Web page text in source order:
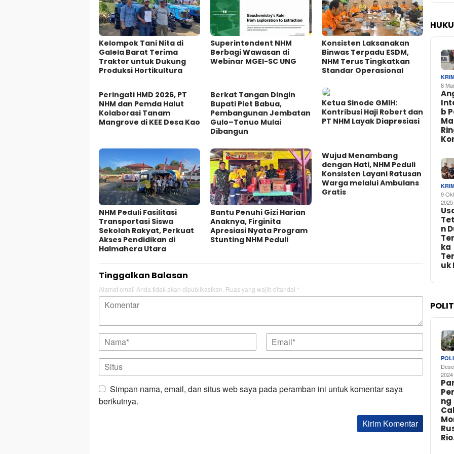
Kelompok Tani Nita di
Galela Barat Terima
Traktor untuk Dukung
Produksi Hortikultura
Superintendent NHM
Berbagi Wawasan di
Webinar MGEI-SC UNG
Konsisten Laksanakan
Binwas Terpadu ESDM,
NHM Terus Tingkatkan
Standar Operasional
Peringati HMD 2026, PT
NHM dan Pemda Halut
Kolaborasi Tanam
Mangrove di KEE Desa Kao
Berkat Tangan Dingin
Bupati Piet Babua,
Pembangunan Jembatan
Gulo–Tonuo Mulai
Dibangun
Ketua Sinode GMIH:
Kontribusi Haji Robert dan
PT NHM Layak Diapresiasi
NHM Peduli Fasilitasi
Transportasi Siswa
Sekolah Rakyat, Perkuat
Akses Pendidikan di
Halmahera Utara
Bantu Penuhi Gizi Harian
Anaknya, Firginita
Apresiasi Nyata Program
Stunting NHM Peduli
Wujud Menambang
dengan Hati, NHM Peduli
Konsisten Layani Ratusan
Warga melalui Ambulans
Gratis
Tinggalkan Balasan
Alamat email Anda tidak akan dipublikasikan. Ruas yang wajib ditandai *
Simpan nama, email, dan situs web saya pada peramban ini untuk komentar saya
berikutnya.
8
b
9
2025
n
ka
uk
2024
ng